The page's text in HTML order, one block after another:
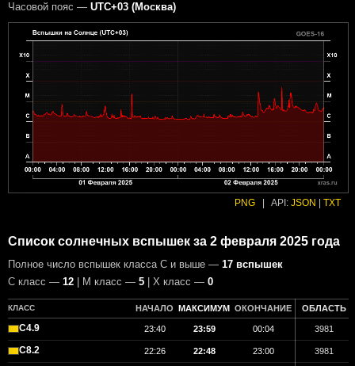
Часовой пояс — UTC+03 (Москва)
PNG API: JSON TXT
Список солнечных вспышек за 2 февраля 2025 года
Полное число вспышек класса C и выше — 17 вспышек
С класс — 12 | М класс — 5 | X класс — 0
КЛАСС НАЧАЛО МАКСИМУМ ОКОНЧАНИЕ ОБЛАСТЬ
C4.9 23:40 23:59 00:04 3981
C8.2 22:26 22:48 23:00 3981